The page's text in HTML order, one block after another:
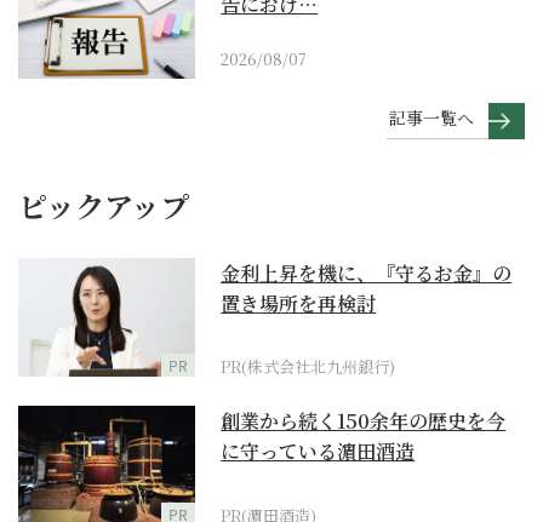
2026/08/07
記事一覧へ
ピックアップ
PR
金利上昇を機に、『守るお金』の
置き場所を再検討
PR(株式会社北九州銀行)
PR
創業から続く150余年の歴史を今
に守っている濵田酒造
PR(濵田酒造)